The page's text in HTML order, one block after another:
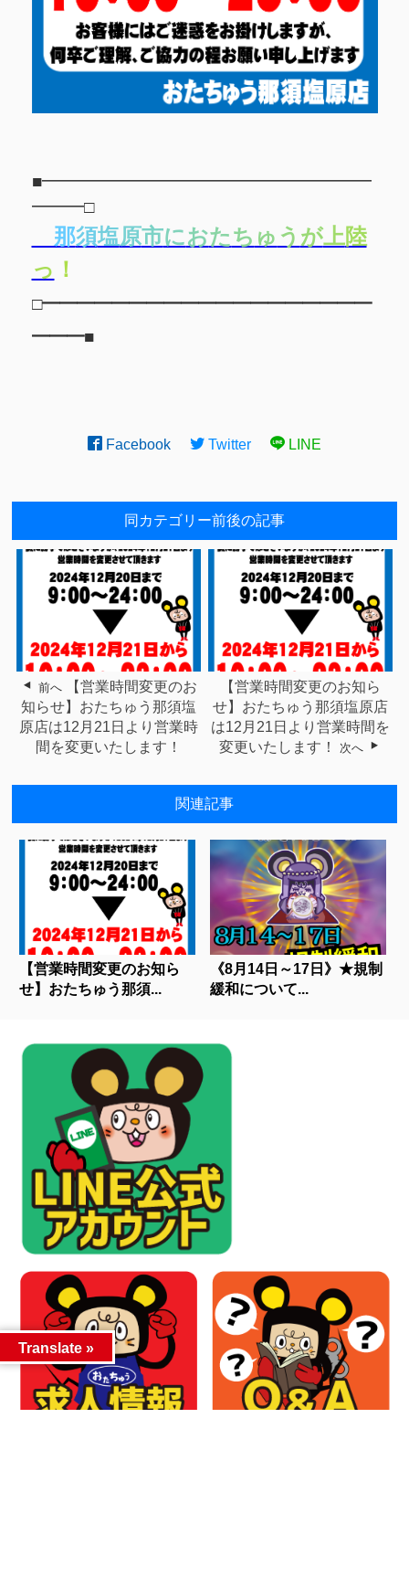
■━━━━━━━━━━━━━━━━━━━
━━━□
那須塩原市におたち ゅ う が上陸
っ ！
□━━━━━━━━━━━━━━━━━━━
━━━■
Facebook Twitter LINE
同カテゴリー前後の記事
前へ
【営業時間変更のお
知らせ】おたちゅう那須塩
原店は12月21日より営業時
間を変更いたします！
【営業時間変更のお知ら
せ】おたちゅう那須塩原店
は12月21日より営業時間を
変更いたします！
次へ
関連記事
【営業時間変更のお知ら
せ】おたちゅう那須...
《8月14日～17日》★規制
緩和について...
Translate »